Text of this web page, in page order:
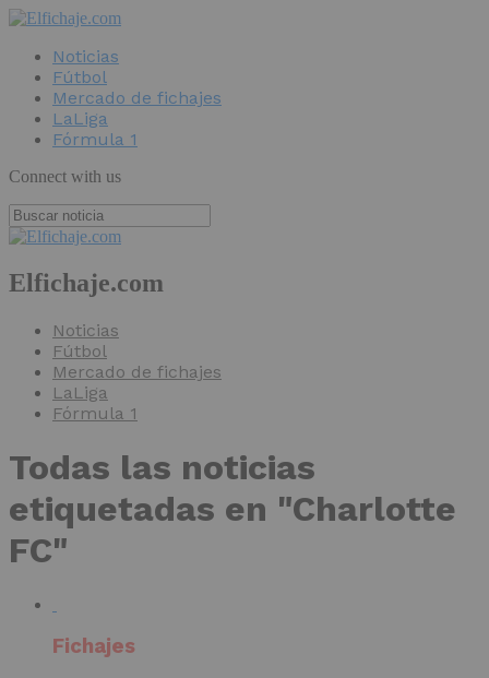
Noticias
Fútbol
Mercado de fichajes
LaLiga
Fórmula 1
Connect with us
Elfichaje.com
Noticias
Fútbol
Mercado de fichajes
LaLiga
Fórmula 1
Todas las noticias
etiquetadas en "Charlotte
FC"
Fichajes